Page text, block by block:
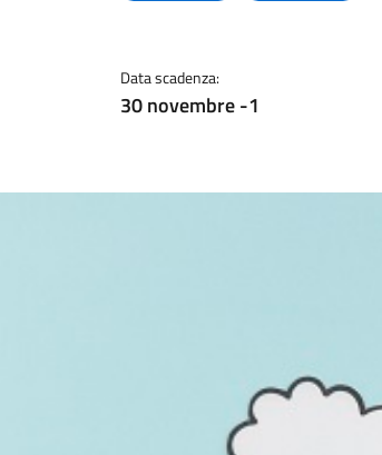
Data scadenza:
30 novembre -1